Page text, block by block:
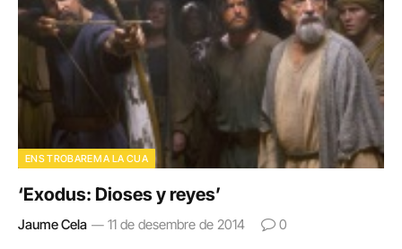
ENS TROBAREM A LA CUA
‘Exodus: Dioses y reyes’
Jaume Cela 11 de desembre de 2014 0